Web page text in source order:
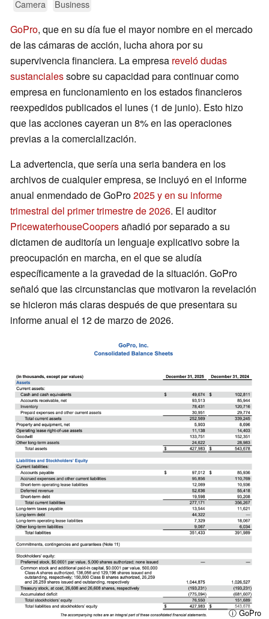
Camera Business
GoPro, que en su día fue el mayor nombre en el mercado
de las cámaras de acción, lucha ahora por su
supervivencia financiera. La empresa reveló dudas
sustancialessobre su capacidad para continuar como
empresa en funcionamiento en los estados financieros
reexpedidos publicados el lunes (1 de junio). Esto hizo
que las acciones cayeran un 8% en las operaciones
previas a la comercialización.
La advertencia, que sería una seria bandera en los
archivos de cualquier empresa, se incluyó en el informe
anual enmendado de GoPro2025 y en su informe
trimestral del primer trimestre de 2026. El auditor
PricewaterhouseCoopersañadió por separado a su
dictamen de auditoría un lenguaje explicativo sobre la
preocupación en marcha, en el que se aludía
específicamente a la gravedad de la situación. GoPro
señaló que las circunstancias que motivaron la revelación
se hicieron más claras después de que presentara su
informe anual el 12 de marzo de 2026.
ⓘ GoPro